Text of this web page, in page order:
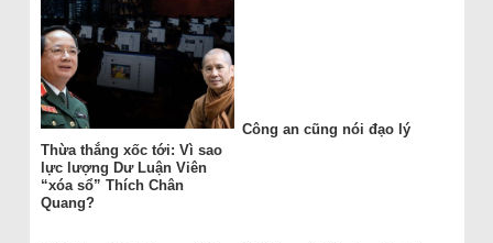
Thừa thắng xốc tới: Vì sao
lực lượng Dư Luận Viên
“xóa sổ” Thích Chân
Quang?
Công an cũng nói đạo lý